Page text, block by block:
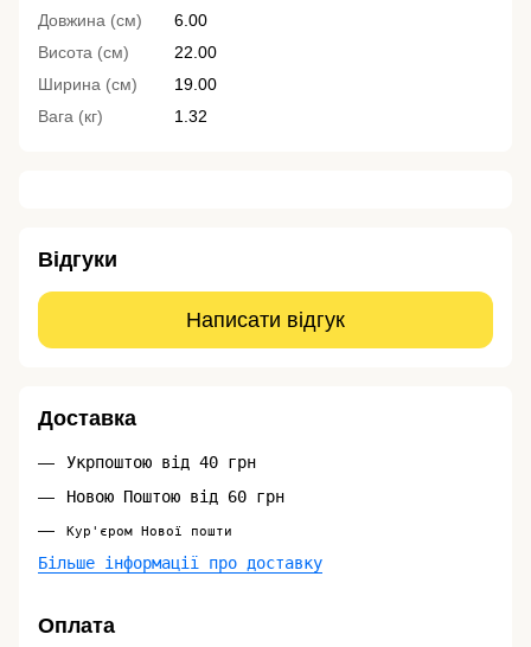
Довжина (см)
6.00
Висота (см)
22.00
Ширина (см)
19.00
Вага (кг)
1.32
Відгуки
Написати відгук
Доставка
Укрпоштою від 40 грн
Новою Поштою від 60 грн
Кур'єром Нової пошти
Більше інформації про доставку
Оплата